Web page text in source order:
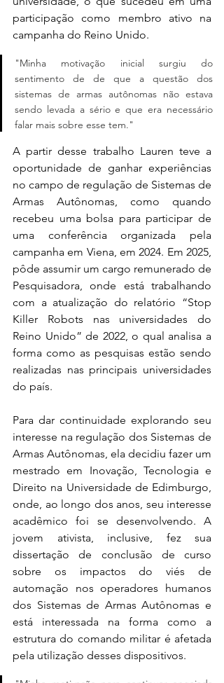
participação como membro ativo na
campanha do Reino Unido.
"Minha motivação inicial surgiu do
sentimento de de que a questão dos
sistemas de armas autônomas não estava
sendo levada a sério e que era necessário
falar mais sobre esse tem."
A partir desse trabalho Lauren teve a
oportunidade de ganhar experiências
no campo de regulação de Sistemas de
Armas Autônomas, como quando
recebeu uma bolsa para participar de
uma conferência organizada pela
campanha em Viena, em 2024. Em 2025,
pôde assumir um cargo remunerado de
Pesquisadora, onde está trabalhando
com a atualização do relatório “Stop
Killer Robots nas universidades do
Reino Unido” de 2022, o qual analisa a
forma como as pesquisas estão sendo
realizadas nas principais universidades
do país.
Para dar continuidade explorando seu
interesse na regulação dos Sistemas de
Armas Autônomas, ela decidiu fazer um
mestrado em Inovação, Tecnologia e
Direito na Universidade de Edimburgo,
onde, ao longo dos anos, seu interesse
acadêmico foi se desenvolvendo. A
jovem ativista, inclusive, fez sua
dissertação de conclusão de curso
sobre os impactos do viés de
automação nos operadores humanos
dos Sistemas de Armas Autônomas e
está interessada na forma como a
estrutura do comando militar é afetada
pela utilização desses dispositivos.